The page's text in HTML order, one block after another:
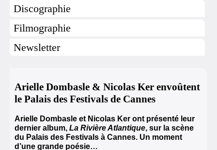
Discographie
Filmographie
Newsletter
Arielle Dombasle & Nicolas Ker envoûtent
le Palais des Festivals de Cannes
Arielle Dombasle et Nicolas Ker ont présenté leur
dernier album, La Rivière Atlantique, sur la scène
du Palais des Festivals à Cannes. Un moment
d’une grande poésie…